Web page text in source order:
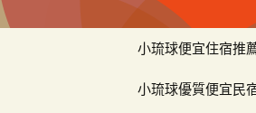
小琉球便宜住宿推
小琉球優質便宜民